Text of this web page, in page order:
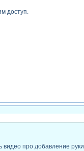
доступ.
видео про добавление руки